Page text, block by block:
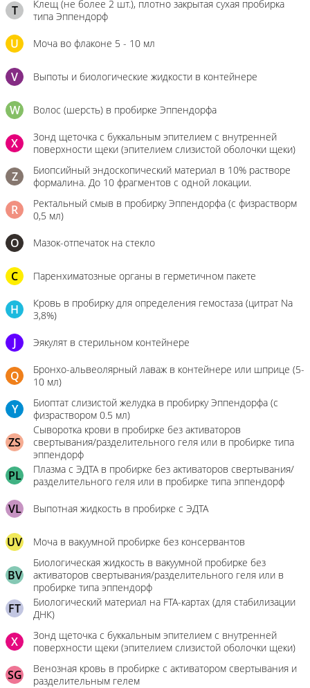
T
Клещ (не более 2 шт.), плотно закрытая сухая пробирка
типа Эппендорф
U Моча во флаконе 5 - 10 мл
V Выпоты и биологические жидкости в контейнере
W Волос (шерсть) в пробирке Эппендорфа
X
Зонд щеточка с буккальным эпителием с внутренней
поверхности щеки (эпителием слизистой оболочки щеки)
Z
Биопсийный эндоскопический материал в 10% растворе
формалина. До 10 фрагментов с одной локации.
R
Ректальный смыв в пробирку Эппендорфа (с физрастворм
0,5 мл)
О Мазок-отпечаток на стекло
C Паренхиматозные органы в герметичном пакете
H
Кровь в пробирку для определения гемостаза (цитрат Na
3,8%)
J Эякулят в стерильном контейнере
Q
Бронхо-альвеолярный лаваж в контейнере или шприце (5-
10 мл)
Y
Биоптат слизистой желудка в пробирку Эппендорфа (с
физраствором 0.5 мл)
ZS
Сыворотка крови в пробирке без активаторов
свертывания/разделительного геля или в пробирке типа
эппендорф
PL
Плазма с ЭДТА в пробирке без активаторов свертывания/
разделительного геля или в пробирке типа эппендорф
VL Выпотная жидкость в пробирке с ЭДТА
UV Моча в вакуумной пробирке без консервантов
BV
Биологическая жидкость в вакуумной пробирке без
активаторов свертывания/разделительного геля или в
пробирке типа эппендорф
FT
Биологический материал на FTA-картах (для стабилизации
ДНК)
X
Зонд щеточка с буккальным эпителием с внутренней
поверхности щеки (эпителием слизистой оболочки щеки)
SG
Венозная кровь в пробирке с активатором свертывания и
разделительным гелем